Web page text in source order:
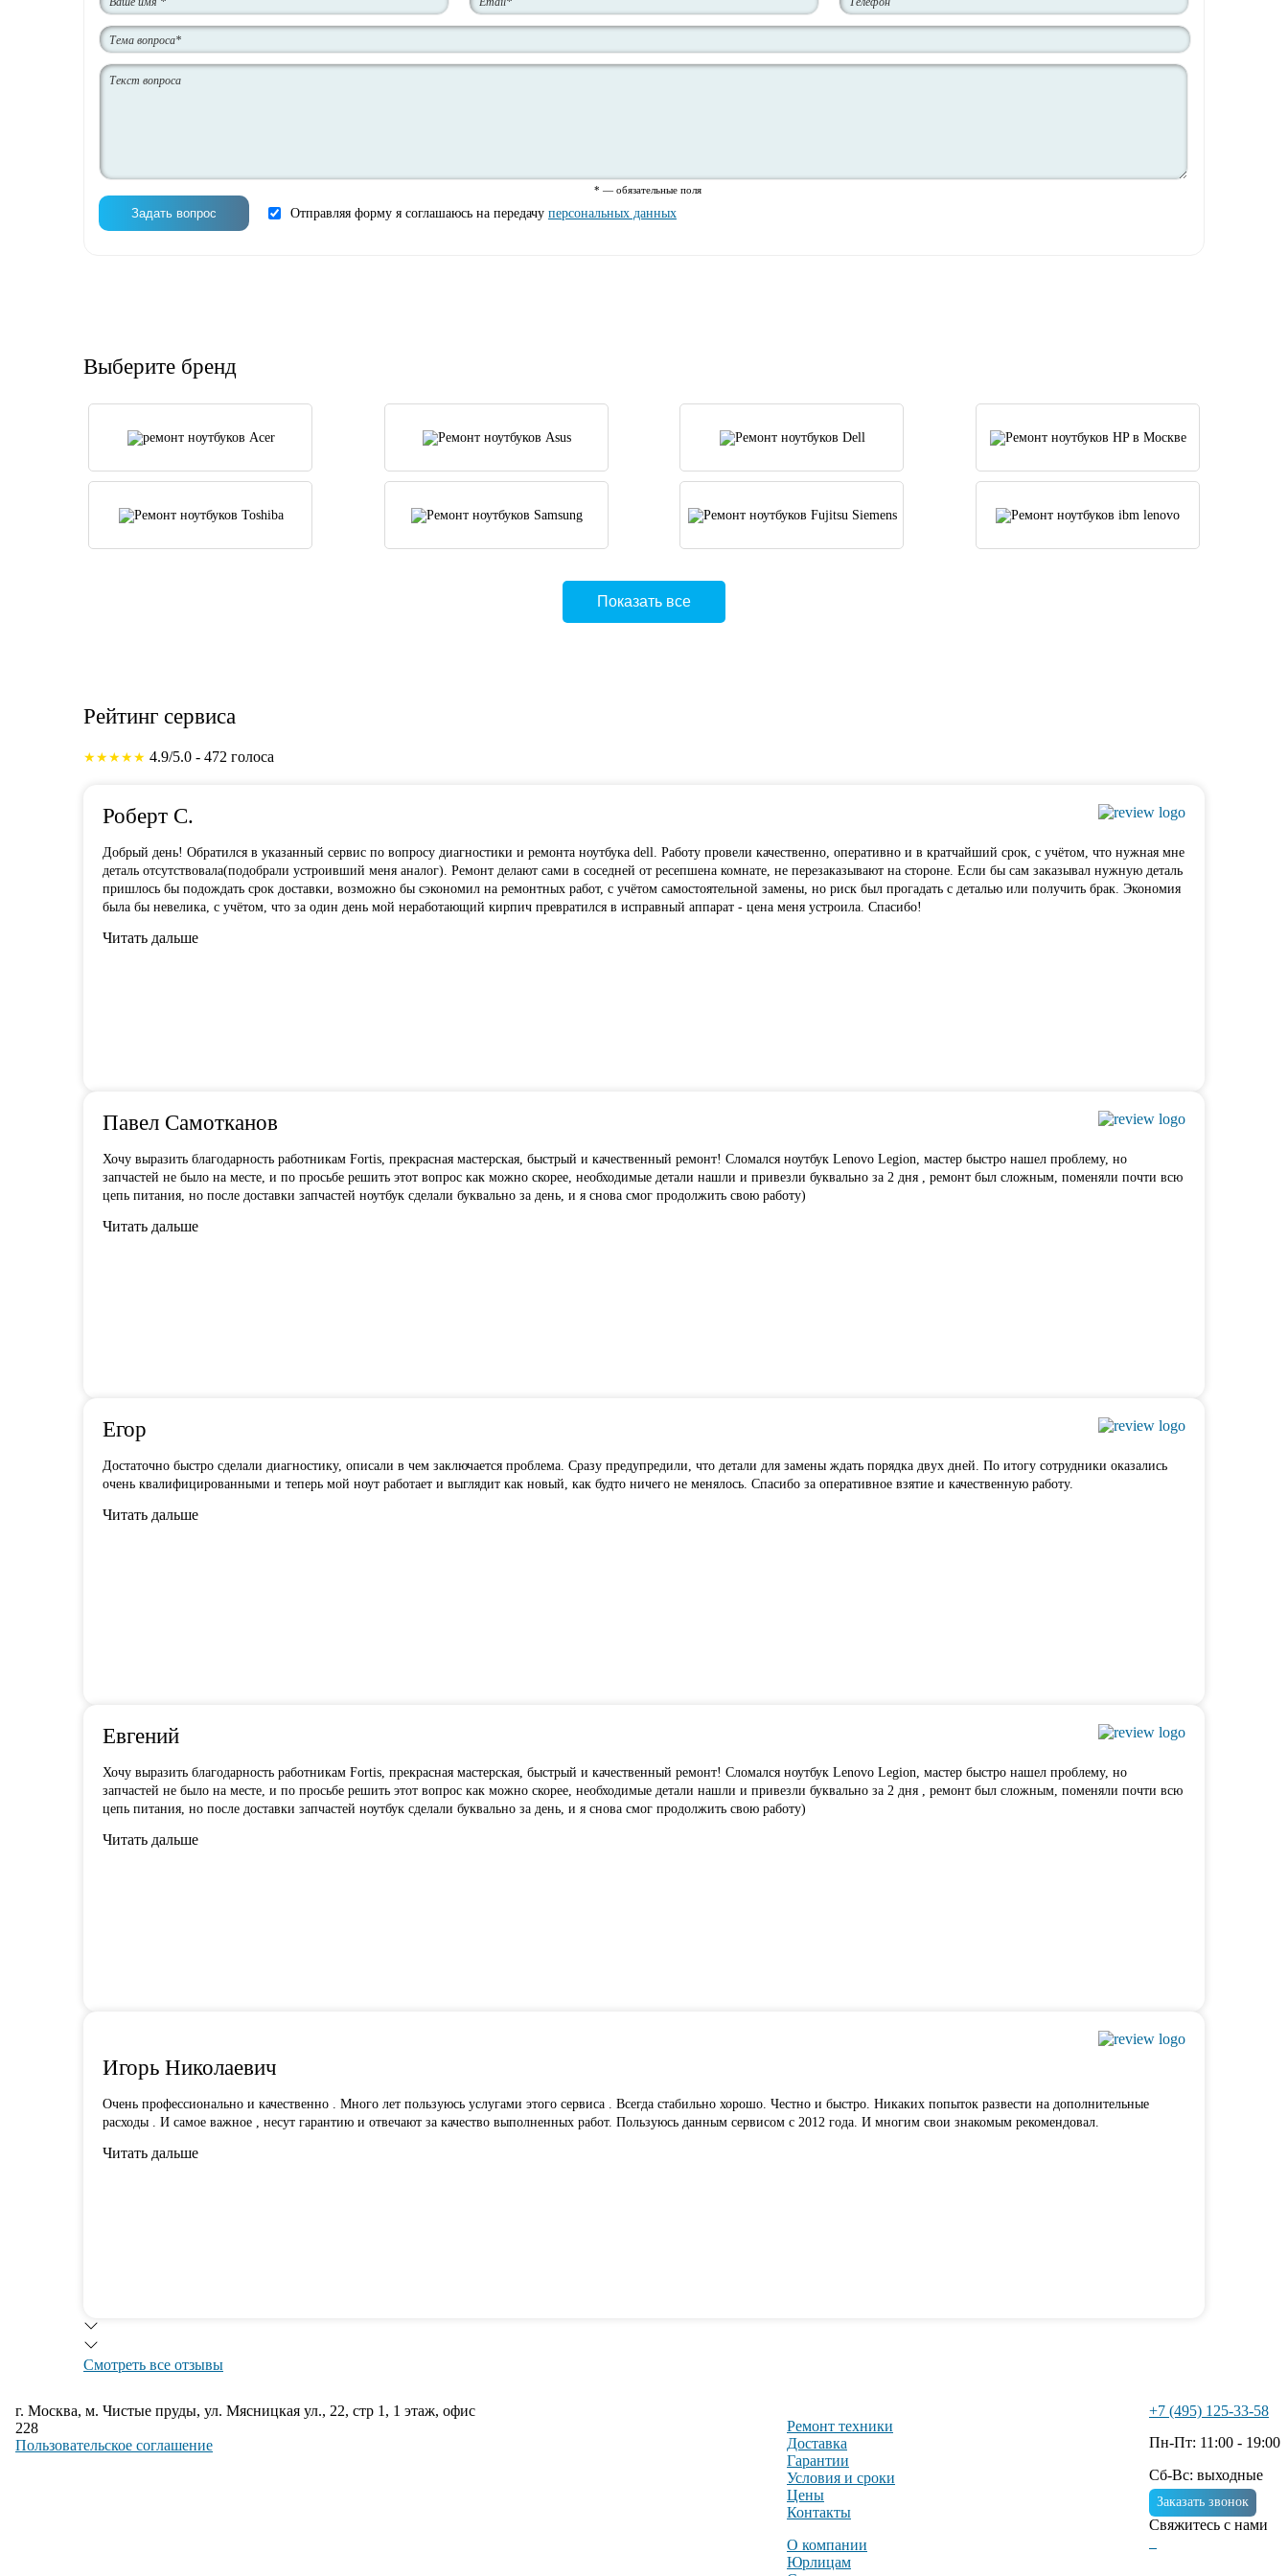
* — обязательные поля
Отправляя форму я соглашаюсь на передачу персональных данных
Выберите бренд
Показать все
Рейтинг сервиса
★★★★★ 4.9/5.0 - 472 голоса
Роберт С.
Добрый день! Обратился в указанный сервис по вопросу диагностики и ремонта ноутбука dell. Работу провели качественно, оперативно и в кратчайший срок, с учётом, что нужная мне
деталь отсутствовала(подобрали устроивший меня аналог). Ремонт делают сами в соседней от ресепшена комнате, не перезаказывают на стороне. Если бы сам заказывал нужную деталь
пришлось бы подождать срок доставки, возможно бы сэкономил на ремонтных работ, с учётом самостоятельной замены, но риск был прогадать с деталью или получить брак. Экономия
была бы невелика, с учётом, что за один день мой неработающий кирпич превратился в исправный аппарат - цена меня устроила. Спасибо!
Читать дальше
Павел Самотканов
Хочу выразить благодарность работникам Fortis, прекрасная мастерская, быстрый и качественный ремонт! Сломался ноутбук Lenovo Legion, мастер быстро нашел проблему, но
запчастей не было на месте, и по просьбе решить этот вопрос как можно скорее, необходимые детали нашли и привезли буквально за 2 дня , ремонт был сложным, поменяли почти всю
цепь питания, но после доставки запчастей ноутбук сделали буквально за день, и я снова смог продолжить свою работу)
Читать дальше
Егор
Достаточно быстро сделали диагностику, описали в чем заключается проблема. Сразу предупредили, что детали для замены ждать порядка двух дней. По итогу сотрудники оказались
очень квалифицированными и теперь мой ноут работает и выглядит как новый, как будто ничего не менялось. Спасибо за оперативное взятие и качественную работу.
Читать дальше
Евгений
Хочу выразить благодарность работникам Fortis, прекрасная мастерская, быстрый и качественный ремонт! Сломался ноутбук Lenovo Legion, мастер быстро нашел проблему, но
запчастей не было на месте, и по просьбе решить этот вопрос как можно скорее, необходимые детали нашли и привезли буквально за 2 дня , ремонт был сложным, поменяли почти всю
цепь питания, но после доставки запчастей ноутбук сделали буквально за день, и я снова смог продолжить свою работу)
Читать дальше
Игорь Николаевич
Очень профессионально и качественно . Много лет пользуюсь услугами этого сервиса . Всегда стабильно хорошо. Честно и быстро. Никаких попыток развести на дополнительные
расходы . И самое важное , несут гарантию и отвечают за качество выполненных работ. Пользуюсь данным сервисом с 2012 года. И многим свои знакомым рекомендовал.
Читать дальше
Смотреть все отзывы
г. Москва, м. Чистые пруды, ул. Мясницкая ул., 22, стр 1, 1 этаж, офис
228
Пользовательское соглашение
Ремонт техники
Доставка
Гарантии
Условия и сроки
Цены
Контакты
О компании
Юрлицам
+7 (495) 125-33-58
Пн-Пт: 11:00 - 19:00
Сб-Вс: выходные
Заказать звонок
Свяжитесь с нами